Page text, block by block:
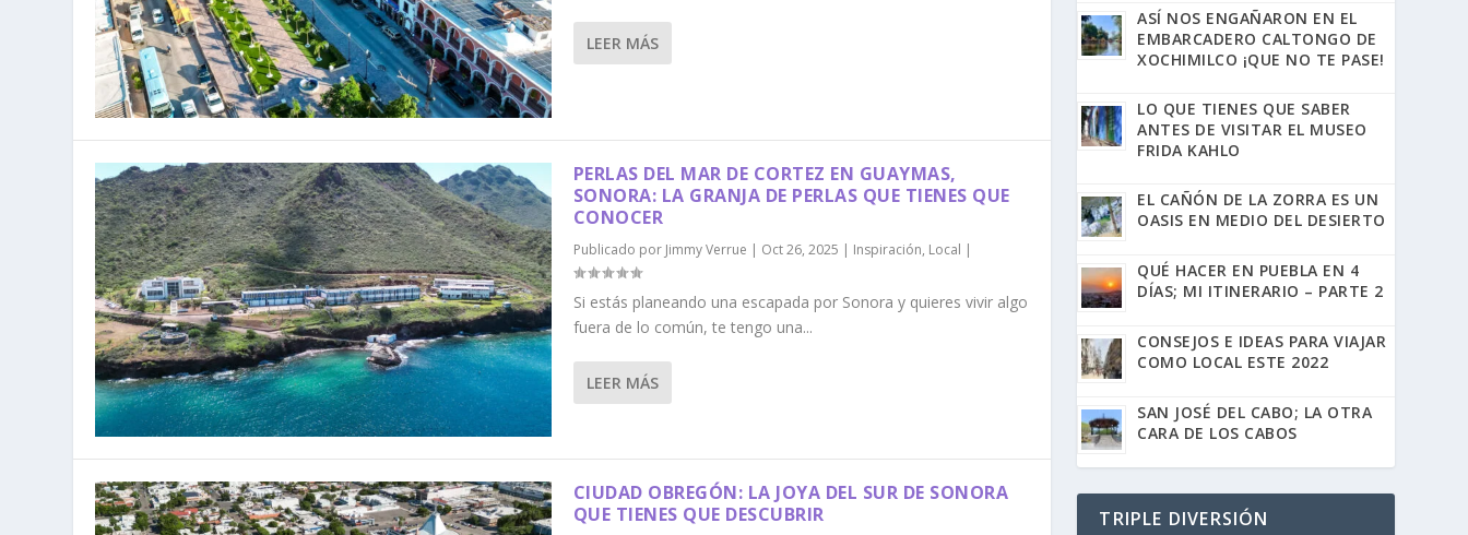
LEER MÁS
PERLAS DEL MAR DE CORTEZ EN GUAYMAS,
SONORA: LA GRANJA DE PERLAS QUE TIENES QUE
CONOCER
Publicado por Jimmy Verrue | Oct 26, 2025 | Inspiración, Local |
Si estás planeando una escapada por Sonora y quieres vivir algo
fuera de lo común, te tengo una...
LEER MÁS
CIUDAD OBREGÓN: LA JOYA DEL SUR DE SONORA
QUE TIENES QUE DESCUBRIR
ASÍ NOS ENGAÑARON EN EL
EMBARCADERO CALTONGO DE
XOCHIMILCO ¡QUE NO TE PASE!
LO QUE TIENES QUE SABER
ANTES DE VISITAR EL MUSEO
FRIDA KAHLO
EL CAÑÓN DE LA ZORRA ES UN
OASIS EN MEDIO DEL DESIERTO
QUÉ HACER EN PUEBLA EN 4
DÍAS; MI ITINERARIO – PARTE 2
CONSEJOS E IDEAS PARA VIAJAR
COMO LOCAL ESTE 2022
SAN JOSÉ DEL CABO; LA OTRA
CARA DE LOS CABOS
TRIPLE DIVERSIÓN